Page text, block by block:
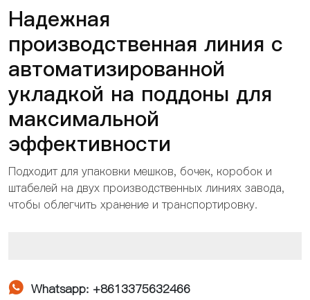
Надежная
производственная линия с
автоматизированной
укладкой на поддоны для
максимальной
эффективности
Подходит для упаковки мешков, бочек, коробок и
штабелей на двух производственных линиях завода,
чтобы облегчить хранение и транспортировку.
 Whatsapp: +8613375632466